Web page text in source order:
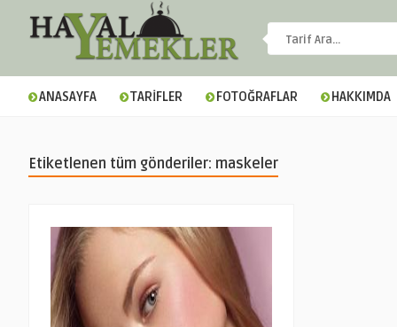
ANASAYFA TARİFLER FOTOĞRAFLAR HAKKIMDA
Etiketlenen tüm gönderiler: maskeler